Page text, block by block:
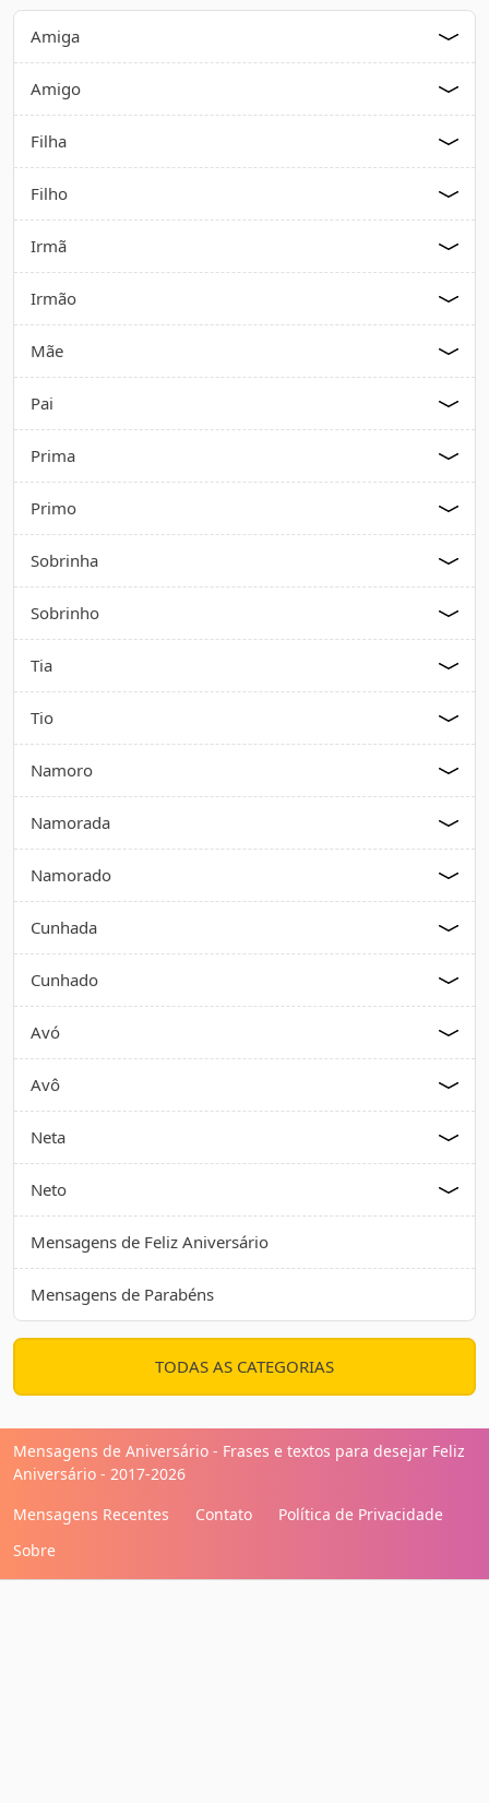
Amiga
Amigo
Filha
Filho
Irmã
Irmão
Mãe
Pai
Prima
Primo
Sobrinha
Sobrinho
Tia
Tio
Namoro
Namorada
Namorado
Cunhada
Cunhado
Avó
Avô
Neta
Neto
Mensagens de Feliz Aniversário
Mensagens de Parabéns
TODAS AS CATEGORIAS
Mensagens de Aniversário - Frases e textos para desejar Feliz
Aniversário - 2017-2026
Mensagens Recentes
Contato
Política de Privacidade
Sobre